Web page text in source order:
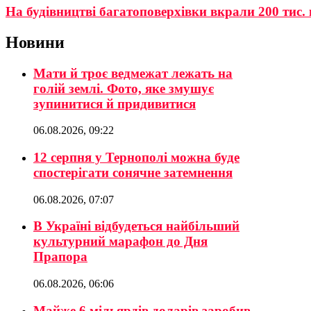
На будівництві багатоповерхівки вкрали 200 тис.
Новини
Мати й троє ведмежат лежать на
голій землі. Фото, яке змушує
зупинитися й придивитися
06.08.2026, 09:22
12 серпня у Тернополі можна буде
спостерігати сонячне затемнення
06.08.2026, 07:07
В Україні відбудеться найбільший
культурний марафон до Дня
Прапора
06.08.2026, 06:06